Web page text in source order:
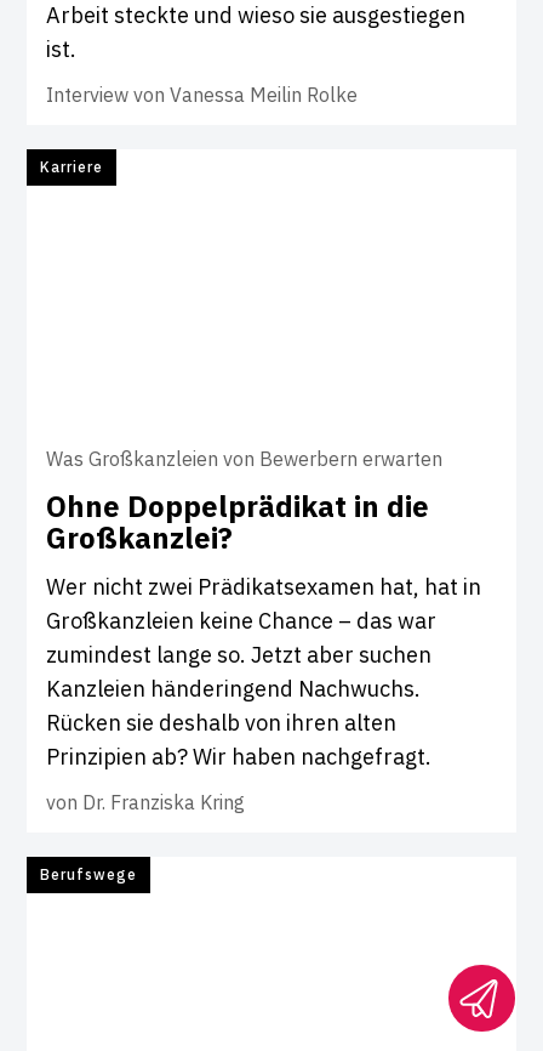
Arbeit steckte und wieso sie ausgestiegen
ist.
Interview von Vanessa Meilin Rolke
Karriere
Was Großkanzleien von Bewerbern erwarten
Ohne Dop­pel­prä­d­ikat in die
Groß­kanzlei?
Wer nicht zwei Prädikatsexamen hat, hat in
Großkanzleien keine Chance – das war
zumindest lange so. Jetzt aber suchen
Kanzleien händeringend Nachwuchs.
Rücken sie deshalb von ihren alten
Prinzipien ab? Wir haben nachgefragt.
von Dr. Franziska Kring
Berufswege